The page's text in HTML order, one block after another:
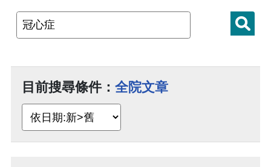
目前搜尋條件： 全院文章